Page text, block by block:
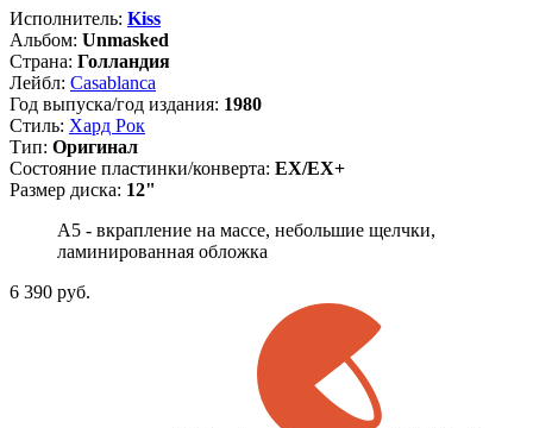
Исполнитель: Kiss
Альбом: Unmasked
Страна: Голландия
Лейбл: Casablanca
Год выпуска/год издания: 1980
Стиль: Хард Рок
Тип: Оригинал
Состояние пластинки/конверта: EX/EX+
Размер диска: 12"
A5 - вкрапление на массе, небольшие щелчки,
ламинированная обложка
6 390 руб.